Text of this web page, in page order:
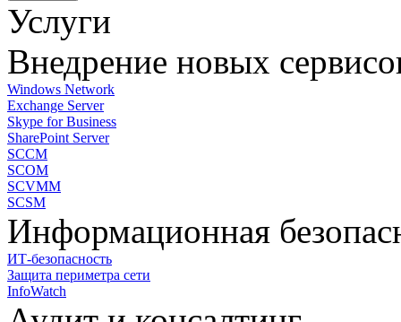
Услуги
Внедрение новых
Windows Network
Exchange Server
Skype for Business
SharePoint Server
SCCM
SCOM
SCVMM
SCSM
Информационная
ИТ-безопасность
Защита периметра сети
InfoWatch